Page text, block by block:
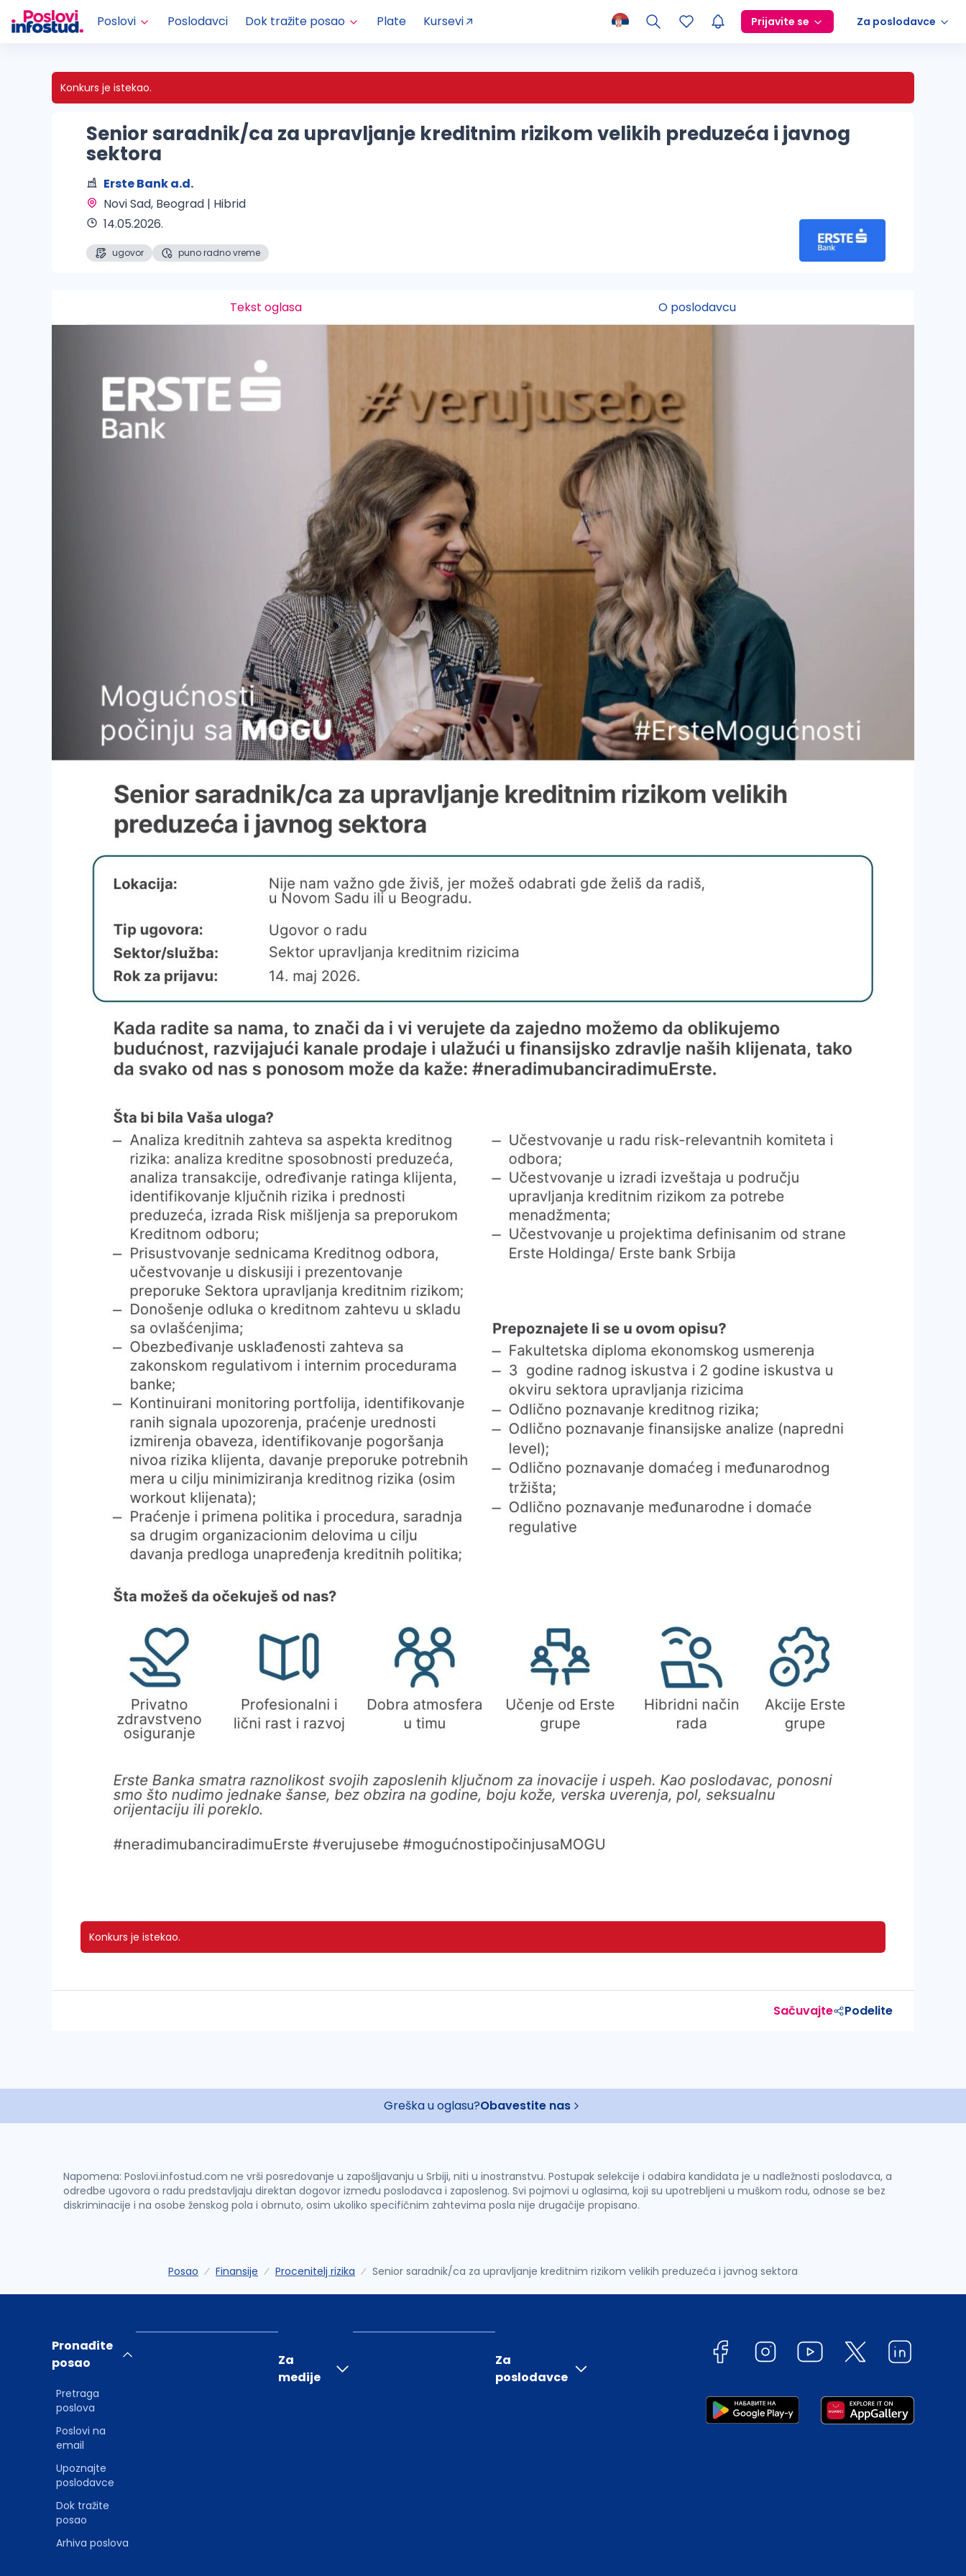
Poslovi Poslodavci Dok tražite posao Plate Kursevi Prijavite se Za poslodavce
Konkurs je istekao.
Senior saradnik/ca za upravljanje kreditnim rizikom velikih preduzeća i javnog
sektora
Erste Bank a.d.
Novi Sad, Beograd | Hibrid
14.05.2026.
ugovor puno radno vreme
Tekst oglasa O poslodavcu
Konkurs je istekao.
Sačuvajte Podelite
Greška u oglasu?Obavestite nas
Napomena: Poslovi.infostud.com ne vrši posredovanje u zapošljavanju u Srbiji, niti u inostranstvu. Postupak selekcije i odabira kandidata je u nadležnosti poslodavca, a
odredbe ugovora o radu predstavljaju direktan dogovor između poslodavca i zaposlenog. Svi pojmovi u oglasima, koji su upotrebljeni u muškom rodu, odnose se bez
diskriminacije i na osobe ženskog pola i obrnuto, osim ukoliko specifičnim zahtevima posla nije drugačije propisano.
Posao Finansije Procenitelj rizika Senior saradnik/ca za upravljanje kreditnim rizikom velikih preduzeća i javnog sektora
Pronađite
posao
Pretraga
poslova
Poslovi na
email
Upoznajte
poslodavce
Dok tražite
posao
Arhiva poslova
Za
medije
Za
poslodavce